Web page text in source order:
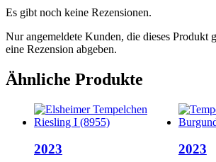
Es gibt noch keine Rezensionen.
Nur angemeldete Kunden, die dieses Produkt
eine Rezension abgeben.
Ähnliche Produkte
2023
2023